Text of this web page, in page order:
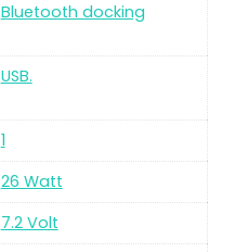
Bluetooth docking
USB.
1
26 Watt
7.2 Volt